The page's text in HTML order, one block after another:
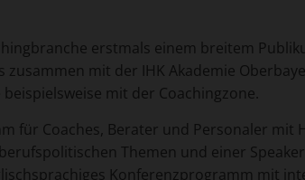
erstmals einem breitem
zusammen mit der IHK Akademie
mit der Coachingzone.
für Coaches, Berater und Personaler mit
Themen und einer
Konferenzprogramm mit